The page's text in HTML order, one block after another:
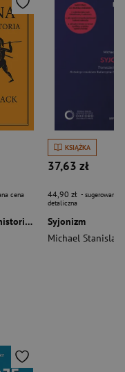
cena
Wojna Krótka historia wyd. 2026
KSIĄŻKA
37,63 zł
44,90 zł - sugerowana
detaliczna
Syjonizm
Michael